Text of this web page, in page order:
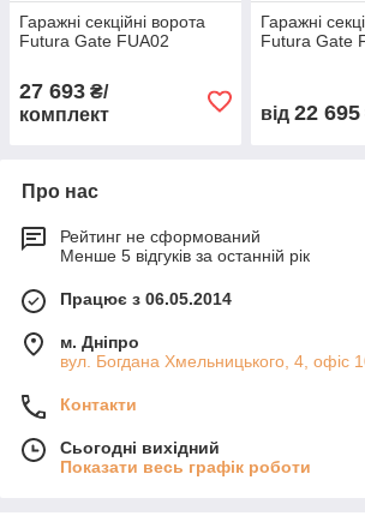
Гаражні секційні ворота
Futura Gate FUA02
27 693 ₴/
комплект
Гаражні
Futura Gate
від 22 695
Про нас
Рейтинг не сформований
Менше 5 відгуків за останній рік
Працює з 06.05.2014
м. Дніпро
вул. Богдана Хмельницького, 4, офіс
Контакти
Сьогодні вихідний
Показати весь графік роботи